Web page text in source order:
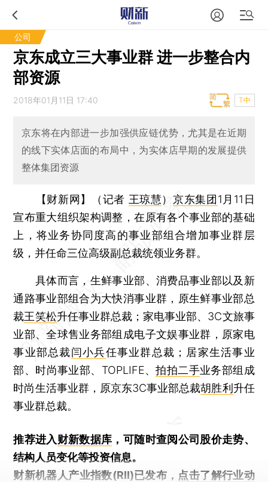
公司
京东成立三大事业群 进一步整合内
部资源
2018年01月11日 17:40 T中
京东将在内部进一步加强供应链优势，尤其是在近期
的线下实体店面的布局中，为实体店早期的发展提供
整体集团资源
【财新网】（记者 王琼慧）京东集团 1月11日
宣布重大组织架构调整，在原有各个事业部的基础
上，将业务协同度高的事业部组合增加事业群层
级，并任命三位高级副总裁统领业务群。
具体而言，生鲜事业部、消费品事业部以及新
通路事业部组合为大快消事业群，原生鲜事业部总
裁王笑松升任事业群总裁；家电事业部、3C文旅事
业部、全球售业务部组成电子文娱事业群，原家电
事业部总裁闫小兵任事业群总裁；居家生活事业
部、时尚事业部、TOPLIFE、拍拍二手业务部组成
时尚生活事业群，原京东3C事业部总裁胡胜利 升任
事业群总裁。
推荐进入财新数据库 ，可随时查阅公司股价走势、
结构人员变化等投资信息。
财新机器人产业指数(RII)已发布， 点击了解行业动